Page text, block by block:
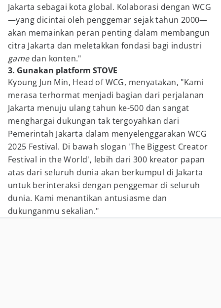
Jakarta sebagai kota global. Kolaborasi dengan WCG
—yang dicintai oleh penggemar sejak tahun 2000—
akan memainkan peran penting dalam membangun
citra Jakarta dan meletakkan fondasi bagi industri
gamedan konten."
3. Gunakan platform STOVE
Kyoung Jun Min, Head of WCG, menyatakan, "Kami
merasa terhormat menjadi bagian dari perjalanan
Jakarta menuju ulang tahun ke-500 dan sangat
menghargai dukungan tak tergoyahkan dari
Pemerintah Jakarta dalam menyelenggarakan WCG
2025 Festival. Di bawah slogan 'The Biggest Creator
Festival in the World', lebih dari 300 kreator papan
atas dari seluruh dunia akan berkumpul di Jakarta
untuk berinteraksi dengan penggemar di seluruh
dunia. Kami menantikan antusiasme dan
dukunganmu sekalian."